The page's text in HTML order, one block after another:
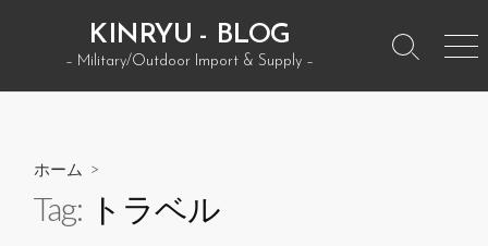
ン
KINRYU - BLOG
– Military/Outdoor Import & Supply –
検
メ
ホーム >
Tag: トラベル